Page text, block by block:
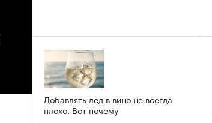
Добавлять лед в вино не всегда
плохо. Вот почему